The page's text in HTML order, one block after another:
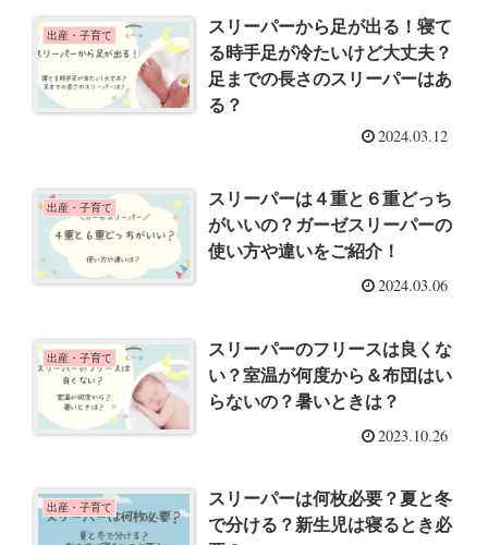
出産・子育て
スリーパーから足が出る！寝て
る時手足が冷たいけど大丈夫？
足までの長さのスリーパーはあ
る？
2024.03.12
出産・子育て
スリーパーは４重と６重どっち
がいいの？ガーゼスリーパーの
使い方や違いをご紹介！
2024.03.06
出産・子育て
スリーパーのフリースは良くな
い？室温が何度から＆布団はい
らないの？暑いときは？
2023.10.26
出産・子育て
スリーパーは何枚必要？夏と冬
で分ける？新生児は寝るとき必